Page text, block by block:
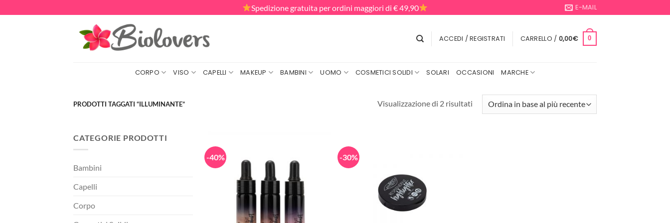
ai
Spedizione gratuita per ordini maggiori di € 49,90 E-MAIL
ACCEDI / REGISTRATI CARRELLO / 0,00€ 0
CORPO VISO CAPELLI MAKEUP BAMBINI UOMO COSMETICI SOLIDI SOLARI OCCASIONI MARCHE
PRODOTTI TAGGATI “ILLUMINANTE” Visualizzazione di 2 risultatiOrdina
CATEGORIE PRODOTTI
Bambini
Capelli
Corpo
-40% -30%